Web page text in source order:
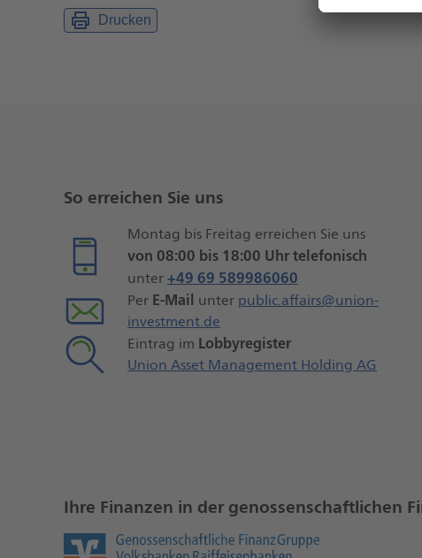
Drucken
So erreichen Sie uns
Montag bis Freitag erreichen Sie uns
von 08:00 bis 18:00 Uhr telefonisch
unter +49 69 589986060
Per E-Mail unter public.affairs@union-
investment.de
Eintrag im Lobbyregister
Union Asset Management Holding AG
Ihre Finanzen in der genossenschaftlichen